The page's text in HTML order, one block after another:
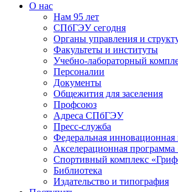
О нас
Нам 95 лет
СПбГЭУ сегодня
Органы управления и
Факультеты и институты
Учебно-лабораторный
Персоналии
Документы
Общежития для заселения
Профсоюз
Адреса СПбГЭУ
Пресс-служба
Федеральная инновационная
Акселерационная программа
Спортивный комплекс
Библиотека
Издательство и типография